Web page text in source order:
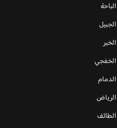
الباحة
الجبيل
الخبر
الخفجي
الدمام
الرياض
الطائف